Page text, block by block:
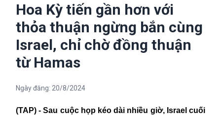
Hoa Kỳ tiến gần hơn với
thỏa thuận ngừng bắn cùng
Israel, chỉ chờ đồng thuận
từ Hamas
Ngày đăng: 20/8/2024
(TAP) - Sau cuộc họp kéo dài nhiều giờ, Israel cuối